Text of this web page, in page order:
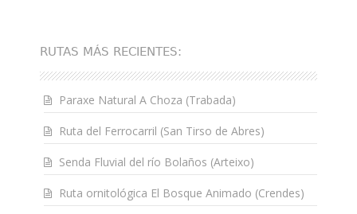
RUTAS MÁS RECIENTES:
Paraxe Natural A Choza (Trabada)
Ruta del Ferrocarril (San Tirso de Abres)
Senda Fluvial del río Bolaños (Arteixo)
Ruta ornitológica El Bosque Animado (Crendes)